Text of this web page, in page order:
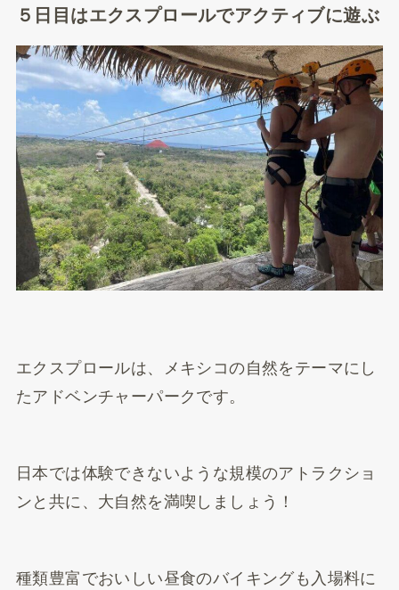
５日目はエクスプロールでアクティブに遊ぶ
エクスプロールは、メキシコの自然をテーマにし
たアドベンチャーパークです。
日本では体験できないような規模のアトラクショ
ンと共に、大自然を満喫しましょう！
種類豊富でおいしい昼食のバイキングも入場料に